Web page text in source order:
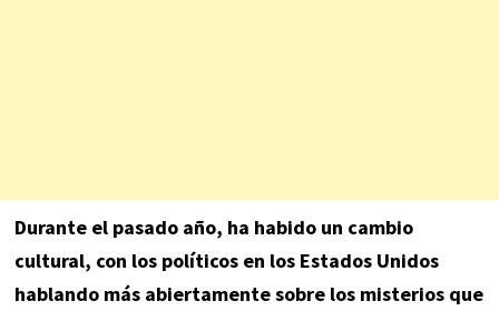
Durante el pasado año, ha habido un cambio
cultural, con los políticos en los Estados Unidos
hablando más abiertamente sobre los misterios que